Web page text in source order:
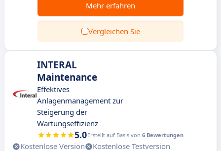
Mehr erfahren
Vergleichen Sie
INTERAL
Maintenance
Effektives
Anlagenmanagement zur
Steigerung der
Wartungseffizienz
5.0Erstellt auf Basis von 6 Bewertungen
Kostenlose Version
Kostenlose Testversion